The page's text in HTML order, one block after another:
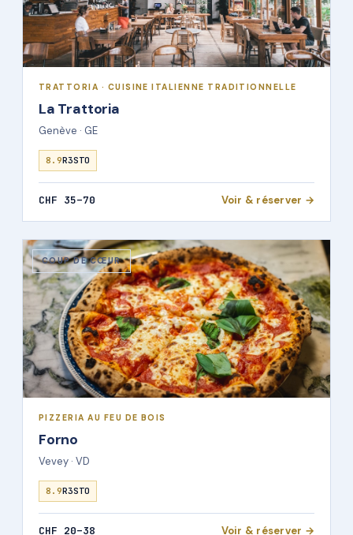
TRATTORIA · CUISINE ITALIENNE TRADITIONNELLE
La Trattoria
Genève · GE
8.9R3STO
CHF 35–70 Voir & réserver →
COUP DE CŒUR
PIZZERIA AU FEU DE BOIS
Forno
Vevey · VD
8.9R3STO
CHF 20–38 Voir & réserver →